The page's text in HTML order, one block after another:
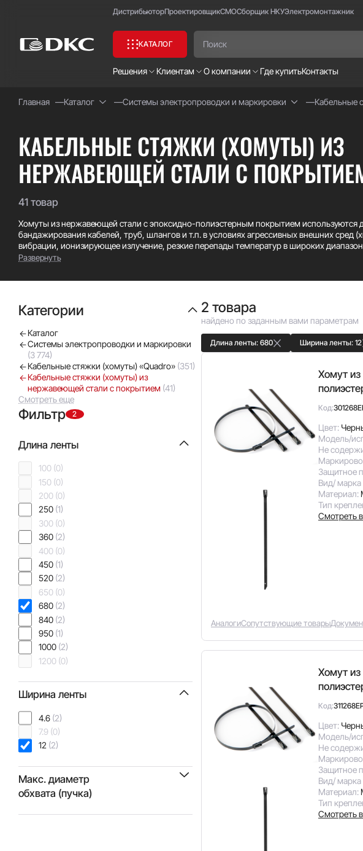
ДистрибьюторПроектировщикСМОСборщик НКУЭлектромонтажник
КАТАЛОГ
Решения Клиентам О компании Где купитьКонтакты
Главная Каталог Системы электропроводки и маркировки Кабельные
КАБЕЛЬНЫЕ СТЯЖКИ (ХОМУТЫ) ИЗ
НЕРЖАВЕЮЩЕЙ СТАЛИ С
41 товар
Хомуты из нержавеющей стали с эпоксидно-полиэстерным покрытием используются
бандажирования кабелей, труб, шлангов и т.п. в условиях агрессивных внешних сред
вибрации, ионизирующее излучение, резкие перепады температур в широких
Одно из преимуществ хомутов из нержавеющей стали AISI 304/AISI 316 – покрытие,
9.005-72.
Развернуть
Категории
Каталог
Системы электропроводки и маркировки
(3 774)
Кабельные стяжки (хомуты) «Quadro» (351)
Кабельные стяжки (хомуты) из
нержавеющей стали с покрытием (41)
Смотреть еще
Фильтр 2
Длина ленты
100 (0)
150 (0)
200 (0)
250 (1)
300 (0)
360 (2)
400 (0)
450 (1)
520 (2)
650 (0)
680 (2)
840 (2)
950 (1)
1000 (2)
1200 (0)
Ширина ленты
4.6 (2)
7.9 (0)
12 (2)
Макс. диаметр
обхвата (пучка)
24(0)
2 товара
найдено по заданным вами параметрам
Длина ленты: 680 Ширина ленты: 12
Хомут
Код:
Цвет:
Модель/
Не
Защитное
Вид/ марка
Материал:
Тип
Смотреть
АналогиСопутствующие товары
Хомут
Код:
Цвет:
Модель/
Не
Защитное
Вид/ марка
Материал:
Тип
Смотреть